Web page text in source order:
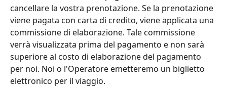
cancellare la vostra prenotazione. Se la prenotazione
viene pagata con carta di credito, viene applicata una
commissione di elaborazione. Tale commissione
verrà visualizzata prima del pagamento e non sarà
superiore al costo di elaborazione del pagamento
per noi. Noi o l'Operatore emetteremo un biglietto
elettronico per il viaggio.